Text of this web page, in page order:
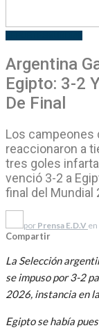
Argentina
Egipto: 3-2
De Final
Los campeones
reaccionaron a
tres goles
venció 3-2 a
final del Mundial
por Prensa E.D.V en
Compartir
La Selección
se impuso por 3-2
2026, instancia en
Egipto se había